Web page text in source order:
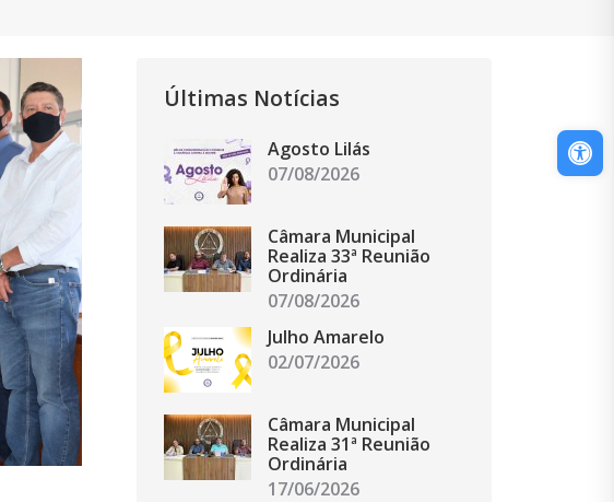
Últimas Notícias
Agosto Lilás
07/08/2026
Câmara Municipal
Realiza 33ª Reunião
Ordinária
07/08/2026
Julho Amarelo
02/07/2026
Câmara Municipal
Realiza 31ª Reunião
Ordinária
17/06/2026